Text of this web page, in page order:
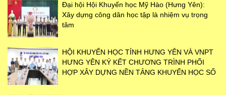
Đại hội Hội Khuyến học Mỹ Hào (Hưng Yên):
Xây dựng công dân học tập là nhiệm vụ trọng
tâm
HỘI KHUYẾN HỌC TỈNH HƯNG YÊN VÀ VNPT
HƯNG YÊN KÝ KẾT CHƯƠNG TRÌNH PHỐI
HỢP XÂY DỰNG NỀN TẢNG KHUYẾN HỌC SỐ